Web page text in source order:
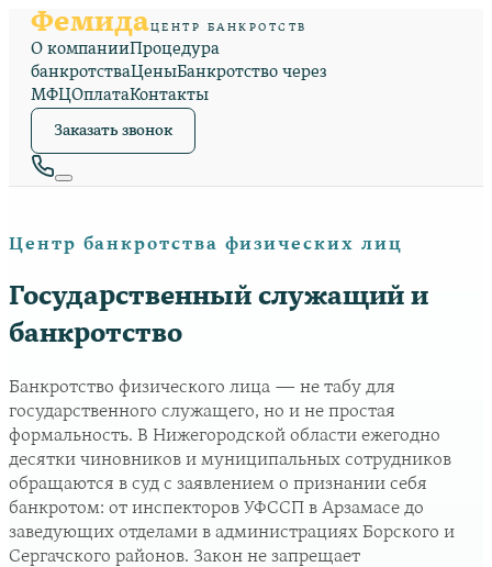
ФемидаЦЕНТР БАНКРОТСТВ
О компанииПроцедура
банкротстваЦеныБанкротство через
МФЦОплатаКонтакты
Заказать звонок
Центр банкротства физических лиц
Государственный служащий и
банкротство
Банкротство физического лица — не табу для
государственного служащего, но и не простая
формальность. В Нижегородской области ежегодно
десятки чиновников и муниципальных сотрудников
обращаются в суд с заявлением о признании себя
банкротом: от инспекторов УФССП в Арзамасе до
заведующих отделами в администрациях Борского и
Сергачского районов. Закон не запрещает